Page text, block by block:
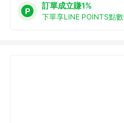
訂單成立賺1%
下單享LINE POINTS點數